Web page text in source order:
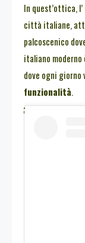
In quest’ottica, l’
città italiane,
palcoscenico
italiano moderno
dove ogni
funzionalità.